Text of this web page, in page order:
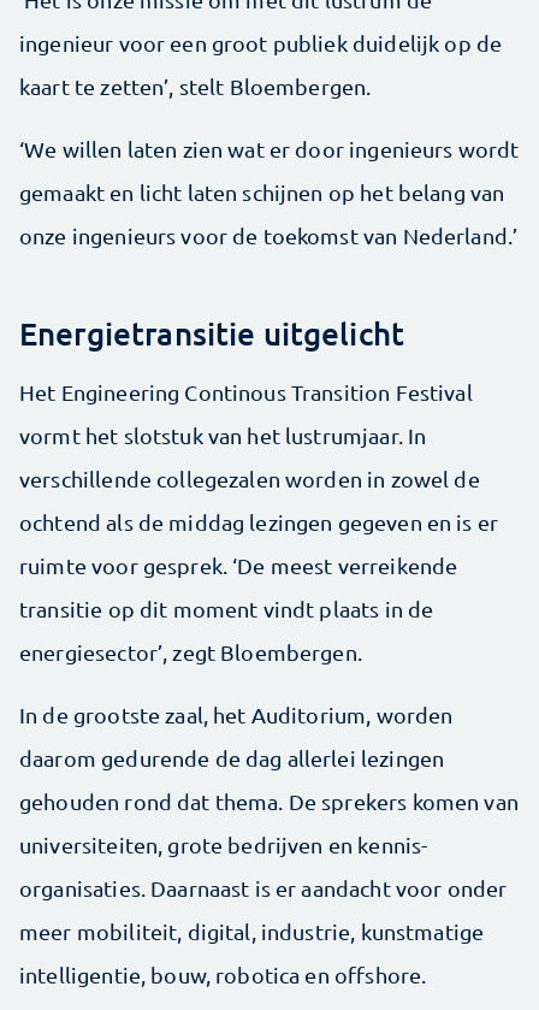
ingenieur voor een groot publiek duidelijk op de
kaart te zetten’, stelt Bloem­bergen.
‘We willen laten zien wat er door ingenieurs wordt
gemaakt en licht laten schijnen op het belang van
onze ingenieurs voor de toekomst van Nederland.’
Energietransitie uitgelicht
Het Engineering Continous Transition Festival
vormt het slotstuk van het lustrumjaar. In
verschillende college­zalen worden in zowel de
ochtend als de middag ­lezingen gegeven en is er
ruimte voor gesprek. ‘De meest ver­reikende
transitie op dit moment vindt plaats in de
energiesector’, zegt Bloembergen.
In de grootste zaal, het Auditorium, worden
daarom gedurende de dag allerlei lezingen
gehouden rond dat thema. De sprekers komen van
universiteiten, grote bedrijven en kennis­
organisaties. Daarnaast is er aandacht voor onder
meer mobiliteit, digital, industrie, kunstmatige
intelligentie, bouw, robotica en offshore.